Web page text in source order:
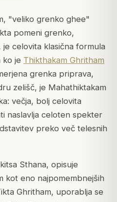
"veliko grenko ghee"
pomeni grenko,
je celovita klasična formula
ko je Thikthakam Ghritham
grenka priprava,
zelišč, je Mahathiktakam
večja, bolj celovita
naslavlja celoten spekter
preko več telesnih
Sthana, opisuje
kot eno najpomembnejših
Ghritham, uporablja se